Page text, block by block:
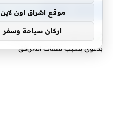
موقع اشراق اون لاين
اركان سياحة وسفر